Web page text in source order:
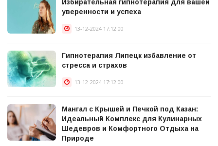
Избирательная гипнотерапия для вашей
уверенности и успеха
13-12-2024 17:12:00
Гипнотерапия Липецк избавление от
стресса и страхов
13-12-2024 17:12:00
Мангал с Крышей и Печкой под Казан:
Идеальный Комплекс для Кулинарных
Шедевров и Комфортного Отдыха на
Природе